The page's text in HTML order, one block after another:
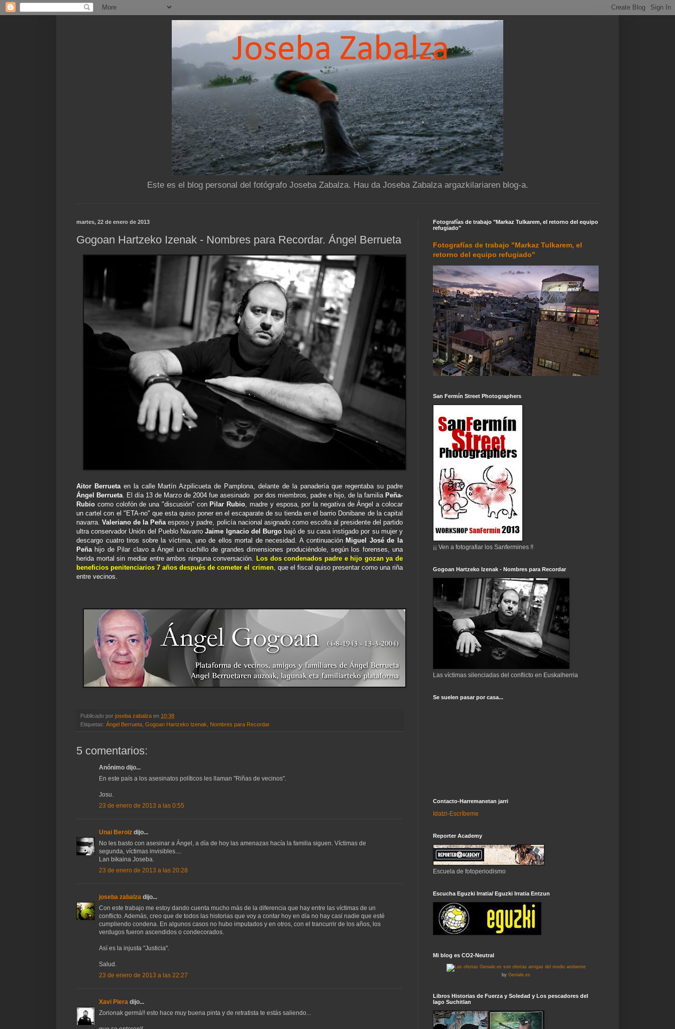
Este es el blog personal del fotógrafo Joseba Zabalza. Hau da Joseba Zabalza argazkilariaren blog-a.
martes, 22 de enero de 2013
Gogoan Hartzeko Izenak - Nombres para Recordar. Ángel Berrueta
Aitor Berruetaen la calle Martín Azpilicueta de Pamplona, delante de la panadería que regentaba su padre
Ángel Berrueta. El día 13 de Marzo de 2004 fue asesinado por dos miembros, padre e hijo, de la familia Peña-
Rubio como colofón de una "discusión" con Pilar Rubio, madre y esposa, por la negativa de Ángel a colocar
un cartel con el "ETA-no" que esta quiso poner en el escaparate de su tienda en el barrio Donibane de la capital
navarra.Valeriano de la Peñaesposo y padre, policía nacional asignado como escolta al presidente del partido
ultra conservador Unión del Pueblo NavarroJaime Ignacio del Burgo bajó de su casa instigado por su mujer y
descargo cuatro tiros sobre la víctima, uno de ellos mortal de necesidad. A continuación Miguel José de la
Peñahijo de Pilar clavo a Ángel un cuchillo de grandes dimensiones produciéndole, según los forenses, una
herida mortal sin mediar entre ambos ninguna conversación. Los dos condenados padre e hijo gozan ya de
beneficios penitenciarios 7 años después de cometer el crimen, que el fiscal quiso presentar como una riña
entre vecinos.
Publicado por joseba zabalza en 10:38
Etiquetas: Ángel Berrueta Gogoan Hartzeko Izenak Nombres para Recordar
5 comentarios:
Anónimo dijo...
En este país a los asesinatos políticos les llaman "Riñas de vecinos".
Josu.
23 de enero de 2013 a las 0:55
Unai Beroiz dijo...
No les basto con asesinar a Ángel, a día de hoy las amenazas hacía la familia siguen. Víctimas de
segunda, víctimas invisibles....
Lan bikaina Joseba.
23 de enero de 2013 a las 20:28
joseba zabalza dijo...
Con este trabajo me estoy dando cuenta mucho más de la diferencia que hay entre las víctimas de un
conflicto. Además, creo que de todos las historias que voy a contar hoy en día no hay casi nadie que esté
cumpliendo condena. En algunos casos no hubo imputados y en otros, con el trancurrir de los años, los
verdugos fueron ascendidos o condecorados.
Así es la injusta "Justicia".
Salud.
23 de enero de 2013 a las 22:27
Xavi Piera dijo...
Zorionak germà!! esto hace muy buena pinta y de retratista te estás saliendo...
Fotografías de trabajo "Markaz Tulkarem, el retorno del equipo
refugiado"
Fotografías de trabajo "Markaz Tulkarem, el
retorno del equipo refugiado"
San Fermín Street Photographers
¡¡ Ven a fotografiar los Sanfermines !!
Gogoan Hartzeko Izenak - Nombres para Recordar
Las víctimas silenciadas del conflicto en Euskalherria
Se suelen pasar por casa...
Contacto-Harremanetan jarri
Idatzi-Escríbeme
Reporter Academy
Escuela de fotoperiodismo
Escucha Eguzki Irratia/ Eguzki Irratia Entzun
Mi blog es CO2-Neutral
by Geniale.es
Libros Historias de Fuerza y Soledad y Los pescadores del
lago Suchitlan